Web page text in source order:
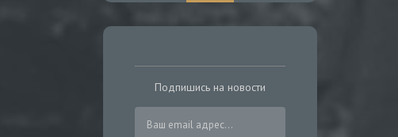
Подпишись на новости